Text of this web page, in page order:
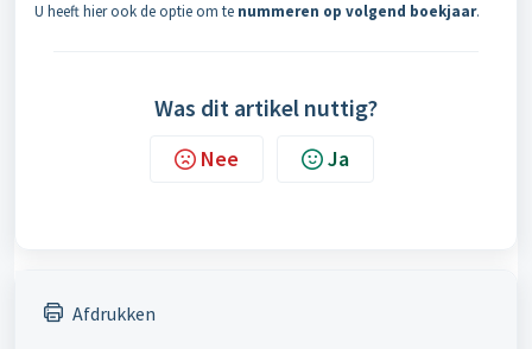
U heeft hier ook de optie om te nummeren op volgend boekjaar.
Was dit artikel nuttig?
Nee Ja
Afdrukken